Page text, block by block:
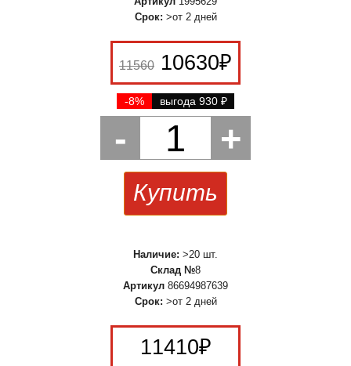
Срок: >от 2 дней
11560 10630₽
-8% выгода 930 ₽
- 1 +
Купить
Наличие: >20 шт.
Склад №8
Артикул 86694987639
Срок: >от 2 дней
11410₽